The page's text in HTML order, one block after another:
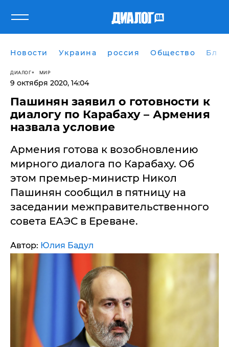
Новости Украина россия Общество
ДИАЛОГ МИР
9 октября 2020, 14:04
Пашинян заявил о готовности к
диалогу по Карабаху – Армения
назвала условие
Армения готова к возобновлению
мирного диалога по Карабаху. Об
этом премьер-министр Никол
Пашинян сообщил в пятницу на
заседании межправительственного
совета ЕАЭС в Ереване.
Автор: Юлия Бадул